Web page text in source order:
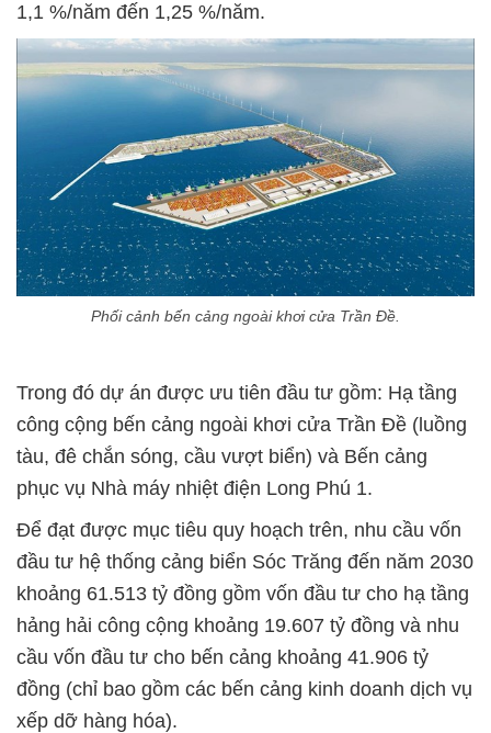
1,1 %/năm đến 1,25 %/năm.
Phối cảnh bến cảng ngoài khơi cửa Trần Đề.
Trong đó dự án được ưu tiên đầu tư gồm: Hạ tầng
công cộng bến cảng ngoài khơi cửa Trần Đề (luồng
tàu, đê chắn sóng, cầu vượt biển) và Bến cảng
phục vụ Nhà máy nhiệt điện Long Phú 1.
Để đạt được mục tiêu quy hoạch trên, nhu cầu vốn
đầu tư hệ thống cảng biển Sóc Trăng đến năm 2030
khoảng 61.513 tỷ đồng gồm vốn đầu tư cho hạ tầng
hảng hải công cộng khoảng 19.607 tỷ đồng và nhu
cầu vốn đầu tư cho bến cảng khoảng 41.906 tỷ
đồng (chỉ bao gồm các bến cảng kinh doanh dịch vụ
xếp dỡ hàng hóa).